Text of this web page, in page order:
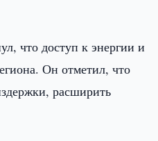
что доступ к энергии и
Он отметил, что
расширить